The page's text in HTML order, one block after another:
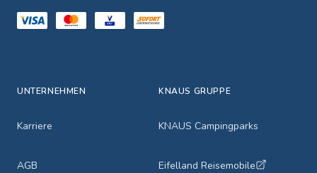
UNTERNEHMEN
Karriere
AGB
KNAUS GRUPPE
KNAUS Campingparks
Eifelland Reisemobile